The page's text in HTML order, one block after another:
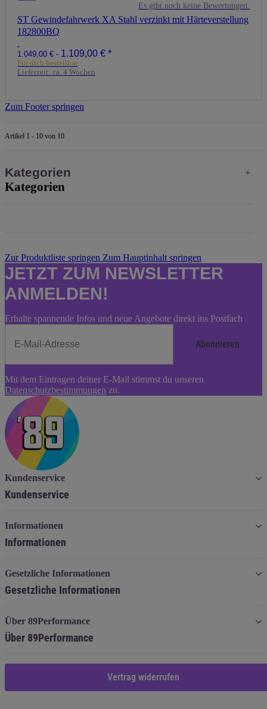
Es gibt noch keine Bewertungen.
ST Gewindefahrwerk XA Stahl verzinkt mit Härteverstellung
182800BQ
1.049,00 € - 1.109,00 € *
Für dich bestellbar
Lieferzeit: ca. 4 Wochen
Zum Footer springen
Artikel 1 - 10 von 10
Kategorien
Kategorien
Zur Produktliste springen Zum Hauptinhalt springen
JETZT ZUM NEWSLETTER
ANMELDEN!
Erhalte spannende Infos und neue Angebote direkt ins Postfach
Abonnieren
Abonnieren
Mit dem Eintragen deiner E-Mail stimmst du unseren
Datenschutzbestimmungen zu.
Kundenservice
Kundenservice
Informationen
Informationen
Gesetzliche Informationen
Gesetzliche Informationen
Über 89Performance
Über 89Performance
Vertrag widerrufen